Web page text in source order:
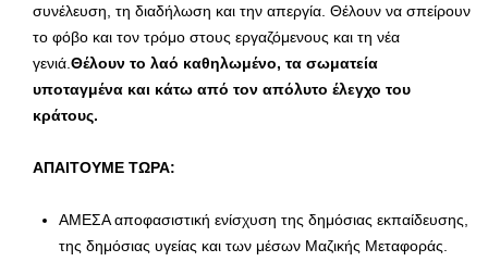
συνέλευση, τη διαδήλωση και την απεργία. Θέλουν να σπείρουν
το φόβο και τον τρόμο στους εργαζόμενους και τη νέα
γενιά. Θέλουν το λαό καθηλωμένο, τα σωματεία
υποταγμένα και κάτω από τον απόλυτο έλεγχο του
κράτους.
ΑΠΑΙΤΟΥΜΕ ΤΩΡΑ:
ΑΜΕΣΑ αποφασιστική ενίσχυση της δημόσιας εκπαίδευσης,
της δημόσιας υγείας και των μέσων Μαζικής Μεταφοράς.